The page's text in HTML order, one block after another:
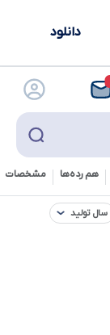
دانلود
هم رده‌ها‌ مشخصات
سال تولید